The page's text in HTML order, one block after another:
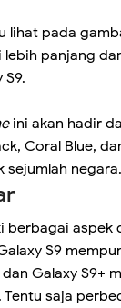
lihat pada
panjang
ini akan hadir
Coral Blue,
sejumlah negara.
berbagai aspek
S9
Galaxy S9+
saja